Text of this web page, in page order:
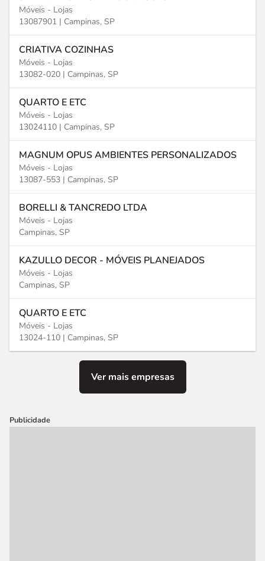
Móveis - Lojas
13087901 | Campinas, SP
CRIATIVA COZINHAS
Móveis - Lojas
13082-020 | Campinas, SP
QUARTO E ETC
Móveis - Lojas
13024110 | Campinas, SP
MAGNUM OPUS AMBIENTES PERSONALIZADOS
Móveis - Lojas
13087-553 | Campinas, SP
BORELLI & TANCREDO LTDA
Móveis - Lojas
Campinas, SP
KAZULLO DECOR - MÓVEIS PLANEJADOS
Móveis - Lojas
Campinas, SP
QUARTO E ETC
Móveis - Lojas
13024-110 | Campinas, SP
Ver mais empresas
Publicidade